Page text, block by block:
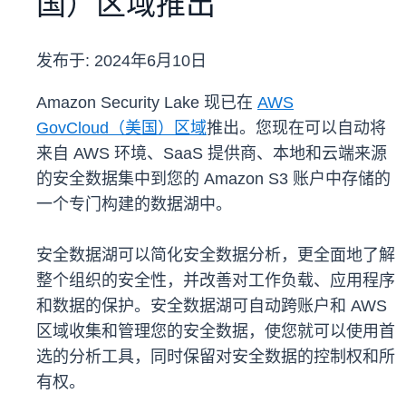
发布于: 2024年6月10日
Amazon Security Lake 现已在 AWS
GovCloud（美国）区域推出。您现在可以自动将
来自 AWS 环境、SaaS 提供商、本地和云端来源
的安全数据集中到您的 Amazon S3 账户中存储的
一个专门构建的数据湖中。
安全数据湖可以简化安全数据分析，更全面地了解
整个组织的安全性，并改善对工作负载、应用程序
和数据的保护。安全数据湖可自动跨账户和 AWS
区域收集和管理您的安全数据，使您就可以使用首
选的分析工具，同时保留对安全数据的控制权和所
有权。